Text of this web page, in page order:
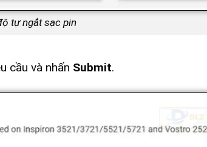
tự ngắt sạc pin
cầu và nhấn Submit.